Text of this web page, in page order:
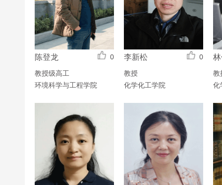
陈登龙
0
教授级高工
环境科学与工程学院
李新松
0
教授
化学化工学院
教
化